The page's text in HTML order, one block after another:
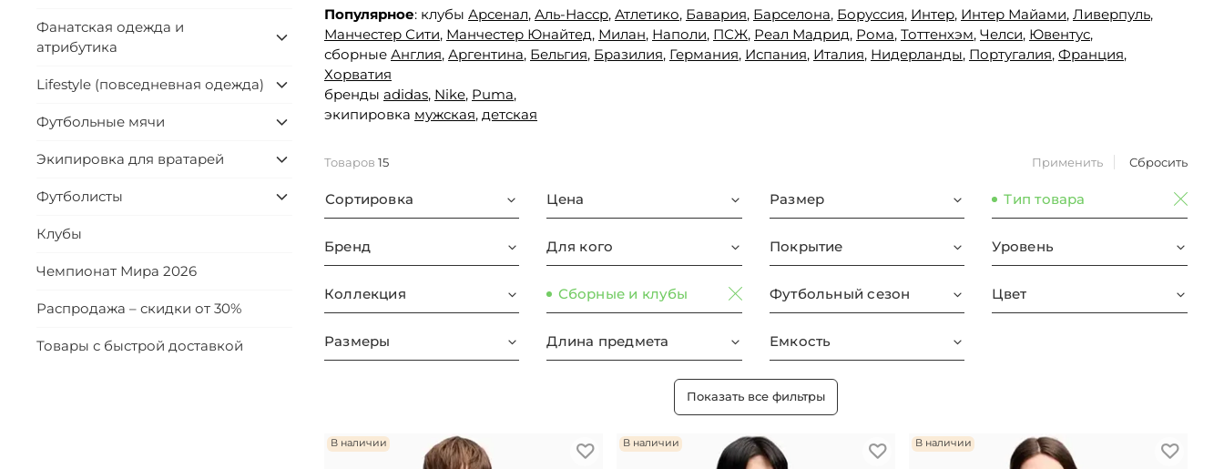
Популярное: клубы Арсенал, Аль-Насср, Атлетико, Бавария, Барселона, Боруссия, Интер, Интер Майами, Ливерпуль,
Манчестер Сити, Манчестер Юнайтед, Милан, Наполи, ПСЖ, Реал Мадрид, Рома, Тоттенхэм, Челси, Ювентус,
сборные Англия, Аргентина, Бельгия, Бразилия, Германия, Испания, Италия, Нидерланды, Португалия, Франция,
Хорватия
бренды adidas, Nike, Puma,
экипировка мужская, детская
Товаров 15 Применить Сбросить
Сортировка Цена Размер Тип товара
Бренд Для кого Покрытие Уровень
Коллекция Сборные и клубы Футбольный сезон Цвет
Размеры Длина предмета Емкость
Показать все фильтры
В наличии В наличии В наличии
Фанатская одежда и
атрибутика
Lifestyle (повседневная одежда)
Футбольные мячи
Экипировка для вратарей
Футболисты
Клубы
Чемпионат Мира 2026
Распродажа – скидки от 30%
Товары с быстрой доставкой